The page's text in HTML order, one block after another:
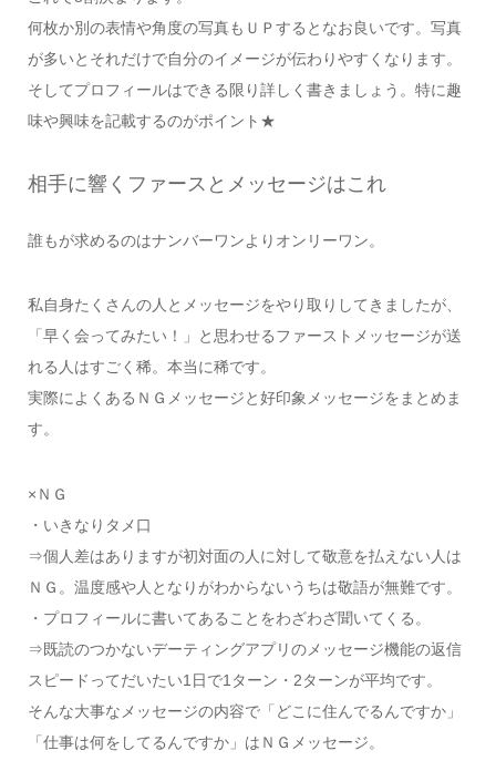
何枚か別の表情や角度の写真もＵＰするとなお良いです。写真
が多いとそれだけで自分のイメージが伝わりやすくなります。
そしてプロフィールはできる限り詳しく書きましょう。特に趣
味や興味を記載するのがポイント★
相手に響くファースとメッセージはこれ
誰もが求めるのはナンバーワンよりオンリーワン。
私自身たくさんの人とメッセージをやり取りしてきましたが、
「早く会ってみたい！」と思わせるファーストメッセージが送
れる人はすごく稀。本当に稀です。
実際によくあるＮＧメッセージと好印象メッセージをまとめま
す。
×ＮＧ
・いきなりタメ口
⇒個人差はありますが初対面の人に対して敬意を払えない人は
ＮＧ。温度感や人となりがわからないうちは敬語が無難です。
・プロフィールに書いてあることをわざわざ聞いてくる。
⇒既読のつかないデーティングアプリのメッセージ機能の返信
スピードってだいたい1日で1ターン・2ターンが平均です。
そんな大事なメッセージの内容で「どこに住んでるんですか」
「仕事は何をしてるんですか」はＮＧメッセージ。